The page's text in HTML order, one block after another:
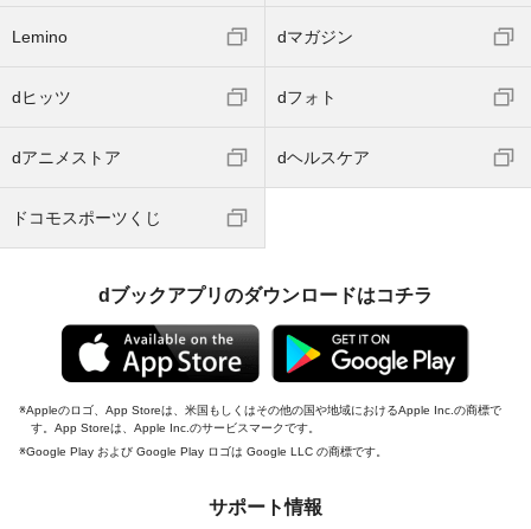
Lemino dマガジン
dヒッツ dフォト
dアニメストア dヘルスケア
ドコモスポーツくじ
dブックアプリのダウンロードはコチラ
Appleのロゴ、App Storeは、米国もしくはその他の国や地域におけるApple Inc.の商標で
す。App Storeは、Apple Inc.のサービスマークです。
Google Play および Google Play ロゴは Google LLC の商標です。
サポート情報